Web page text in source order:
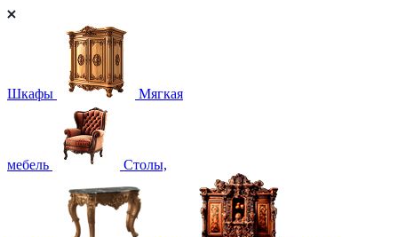
Шкафы Мягкая
мебель Столы,